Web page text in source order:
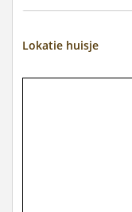
Lokatie huisje